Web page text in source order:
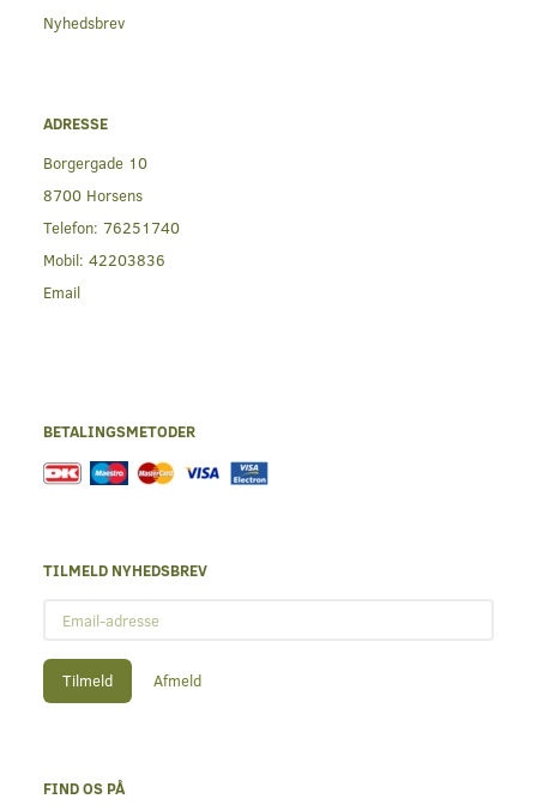
Nyhedsbrev
ADRESSE
Borgergade 10
8700 Horsens
Telefon: 76251740
Mobil: 42203836
Email
BETALINGSMETODER
TILMELD NYHEDSBREV
adresse
Tilmeld Afmeld
FIND OS PÅ